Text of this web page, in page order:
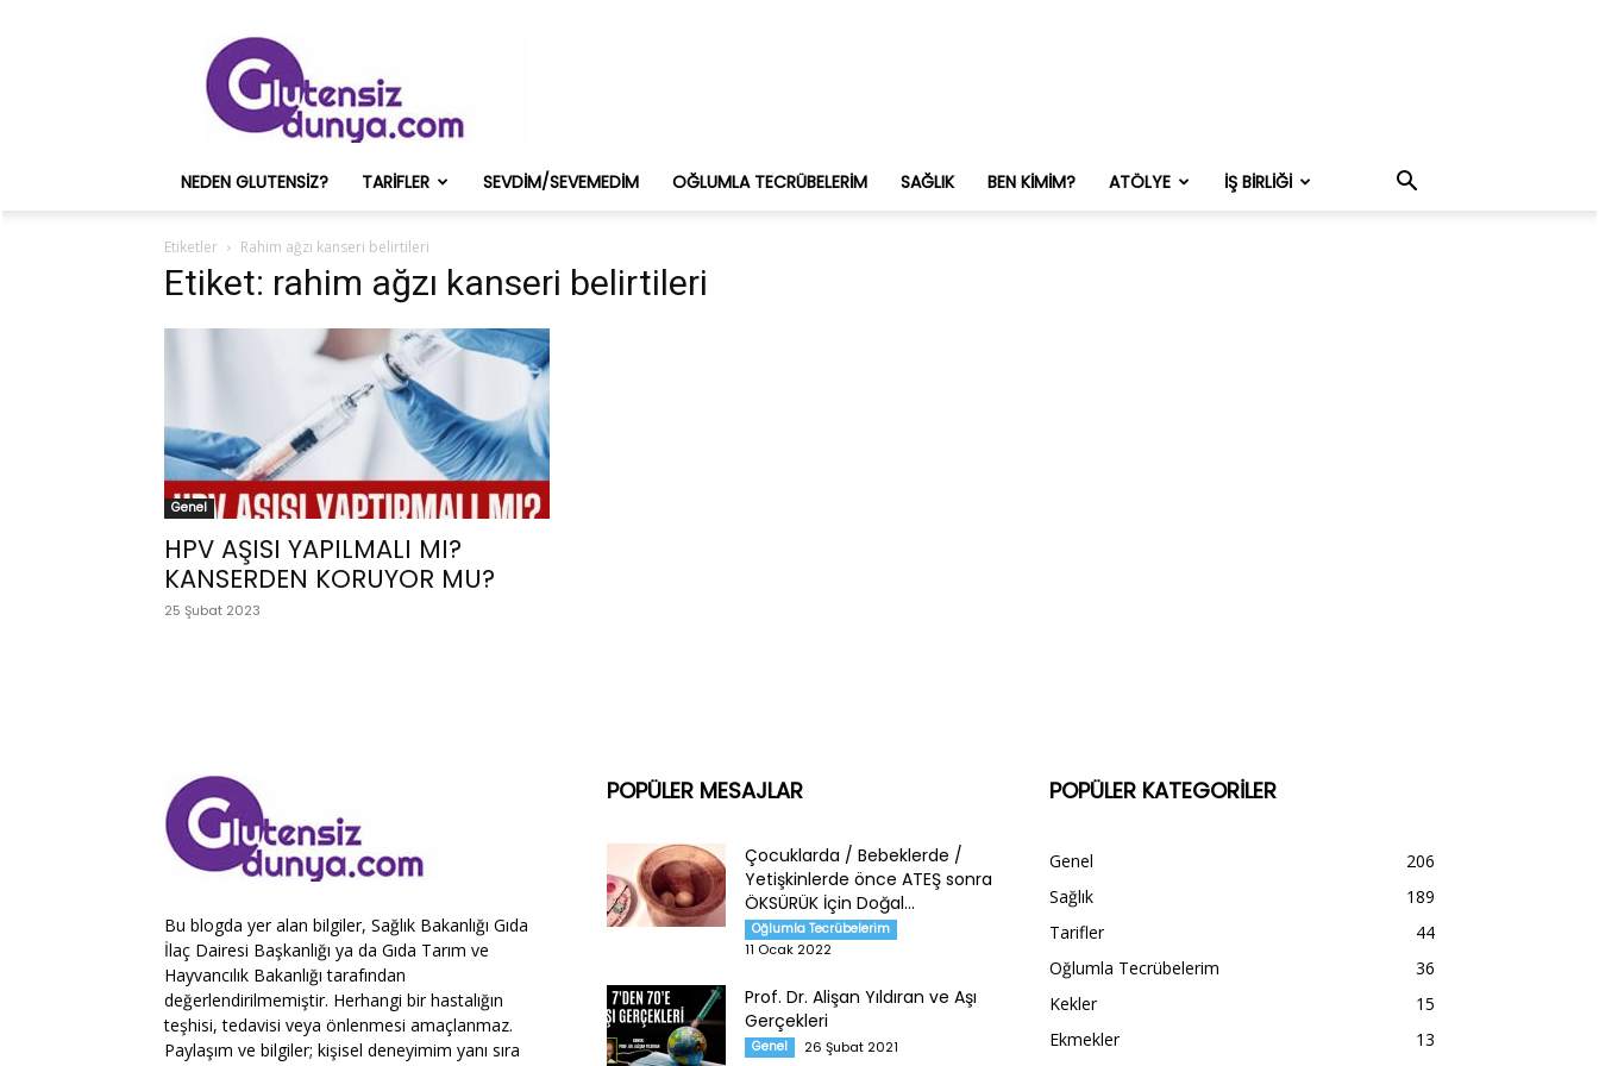
ve
Onun
Sağlık
Deneyimleri
NEDEN GLUTENSIZ? TARIFLER SEVDIM/SEVEMEDIM OĞLUMLA TECRÜBELERIM SAĞLIK BEN KIMIM? ATÖLYE İŞ BIRLIĞI
Etiketler Rahim ağzı kanseri belirtileri
Etiket: rahim ağzı kanseri belirtileri
Genel
HPV AŞISI YAPILMALI MI?
KANSERDEN KORUYOR MU?
25 Şubat 2023
Bu blogda yer alan bilgiler, Sağlık Bakanlığı Gıda
İlaç Dairesi Başkanlığı ya da Gıda Tarım ve
Hayvancılık Bakanlığı tarafından
değerlendirilmemiştir. Herhangi bir hastalığın
teşhisi, tedavisi veya önlenmesi amaçlanmaz.
Paylaşım ve bilgiler; kişisel deneyimim yanı sıra
POPÜLER MESAJLAR
Çocuklarda / Bebeklerde /
Yetişkinlerde önce ATEŞ sonra
ÖKSÜRÜK İçin Doğal...
Oğlumla Tecrübelerim
11 Ocak 2022
Prof. Dr. Alişan Yıldıran ve Aşı
Gerçekleri
Genel 26 Şubat 2021
POPÜLER KATEGORİLER
Genel
206
Sağlık
189
Tarifler
44
Oğlumla Tecrübelerim
36
Kekler
15
Ekmekler
13